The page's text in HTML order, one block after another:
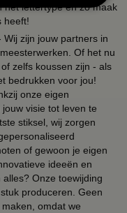
het lettertype en zo maak
heeft!
zijn jouw partners in
Of het nu
zelfs koussen zijn - als
bedrukken voor jou!
onze eigen
visie tot leven te
stiksel, wij zorgen
of gewoon je eigen
ideeën en
Onze toewijding
produceren. Geen
omdat we